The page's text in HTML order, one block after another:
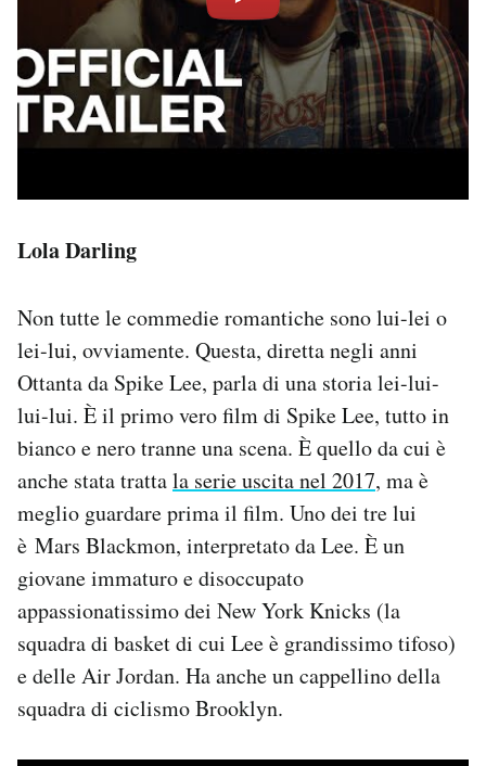
Lola Darling
Non tutte le commedie romantiche sono lui-lei o
lei-lui, ovviamente. Questa, diretta negli anni
Ottanta da Spike Lee, parla di una storia lei-lui-
lui-lui. È il primo vero film di Spike Lee, tutto in
bianco e nero tranne una scena. È quello da cui è
anche stata trattala serie uscita nel 2017, ma è
meglio guardare prima il film. Uno dei tre lui
è Mars Blackmon, interpretato da Lee. È un
giovane immaturo e disoccupato
appassionatissimo dei New York Knicks (la
squadra di basket di cui Lee è grandissimo tifoso)
e delle Air Jordan. Ha anche un cappellino della
squadra di ciclismo Brooklyn.